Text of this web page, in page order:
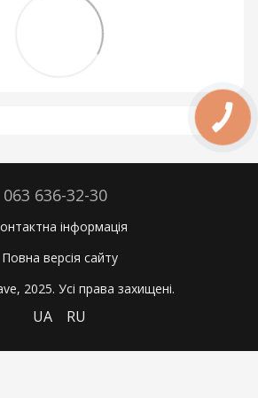
063 636-32-30
інформація
Повна версія сайту
2025. Усі права захищені.
UA RU